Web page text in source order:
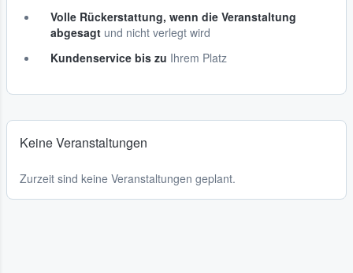
Volle Rückerstattung, wenn die Veranstaltung
abgesagt und nicht verlegt wird
Kundenservice bis zu Ihrem Platz
Keine Veranstaltungen
Zurzeit sind keine Veranstaltungen geplant.